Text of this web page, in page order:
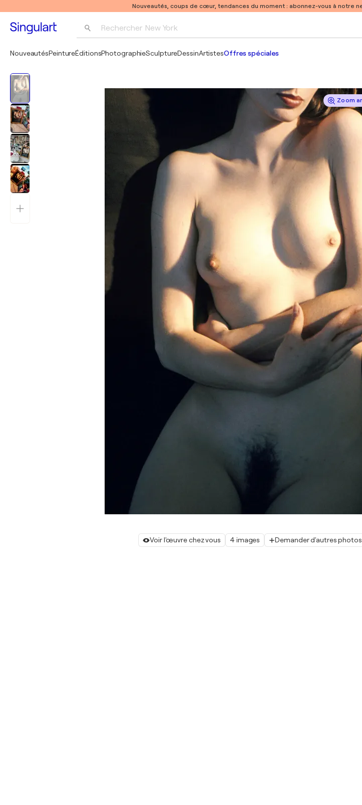
Nouveautés, coups de cœur, tendances du moment : abonnez-vous à notre
Rechercher New York
Pablo Picasso
NouveautésPeintureÉditionsPhotographieSculptureDessinArtistesOffres spéciales
Zoom
Voir l'œuvre chez vous 4 images Demander d'autres photos